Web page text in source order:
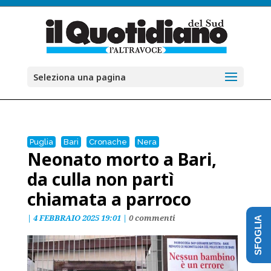
Seleziona una pagina
Puglia Bari Cronache Nera
Neonato morto a Bari,
da culla non partì
chiamata a parroco
| 4 FEBBRAIO 2025 19:01 | 0 commenti SFOGLIA